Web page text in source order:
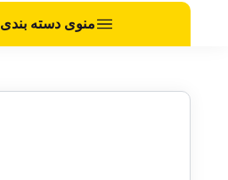
منوی دسته بندی